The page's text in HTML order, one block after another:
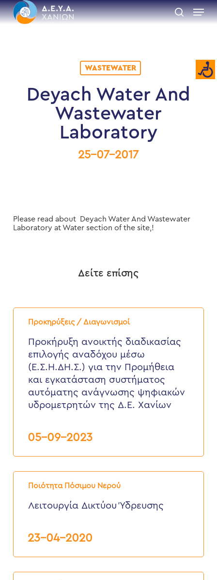
Skip
to
main
search
Menu
WASTEWATER
Deyach Water And
Wastewater
Laboratory
25-07-2017
Please read about Deyach Water And Wastewater
Laboratory at Water section of the site,!
Δείτε επίσης
Προκηρύξεις / Διαγωνισμοί
Προκήρυξη
ανοικτής
επιλογής
αναδόχου
μέσω
(Ε.Σ.Η.ΔΗ.Σ.)
Προμήθεια
εγκατάσταση
ανάγνωσης
ψηφιακών
Προκήρυξη ανοικτής διαδικασίας
επιλογής αναδόχου μέσω
(Ε.Σ.Η.ΔΗ.Σ.) για την Προμήθεια
και εγκατάσταση συστήματος
αυτόματης ανάγνωσης ψηφιακών
υδρομετρητών της Δ.Ε. Χανίων
05-09-2023
Ποιότητα Πόσιμου Νερού
Λειτουργία
Δικτύου
Λειτουργία Δικτύου Ύδρευσης
23-04-2020
Δελτίο